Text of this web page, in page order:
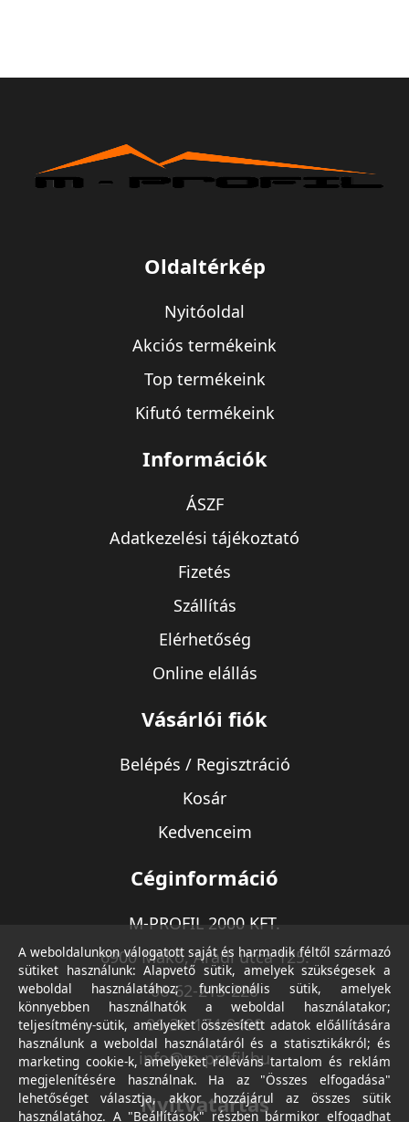
Oldaltérkép
Nyitóoldal
Akciós termékeink
Top termékeink
Kifutó termékeink
Információk
ÁSZF
Adatkezelési tájékoztató
Fizetés
Szállítás
Elérhetőség
Online elállás
Vásárlói fiók
Belépés / Regisztráció
Kosár
Kedvenceim
Céginformáció
M-PROFIL 2000 KFT.
6900 Makó, Aradi utca 125.
06-62-213-220
06-30-174-9490
info@m-profil.hu
Nyitvatartás
A weboldalunkon válogatott saját és harmadik féltől származó
sütiket használunk: Alapvető sütik, amelyek szükségesek a
weboldal használatához; funkcionális sütik, amelyek
könnyebben használhatók a weboldal használatakor;
teljesítmény-sütik, amelyeket összesített adatok előállítására
használunk a weboldal használatáról és a statisztikákról; és
marketing cookie-k, amelyeket releváns tartalom és reklám
megjelenítésére használnak. Ha az "Összes elfogadása"
lehetőséget választja, akkor hozzájárul az összes sütik
használatához. A "Beállítások" részben bármikor elfogadhat